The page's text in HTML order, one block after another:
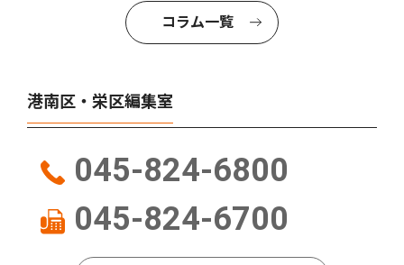
コラム一覧
港南区・栄区編集室
045-824-6800
045-824-6700